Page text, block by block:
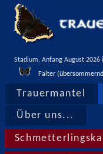
Stadium, Anfang August 2026
Falter
Trauermantel
Über uns...